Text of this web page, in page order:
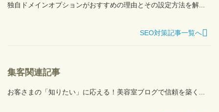
独自ドメインオプションがおすすめの理由とその設定方法を解...
SEO対策記事一覧へ
集客関連記事
お客さまの「知りたい」に応える！美容室ブログで信頼を築く...